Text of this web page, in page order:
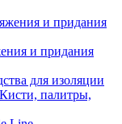
и придания
для изоляции
Кисти, палитры,